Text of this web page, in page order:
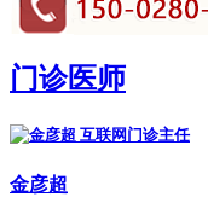
门诊医师
金彦超